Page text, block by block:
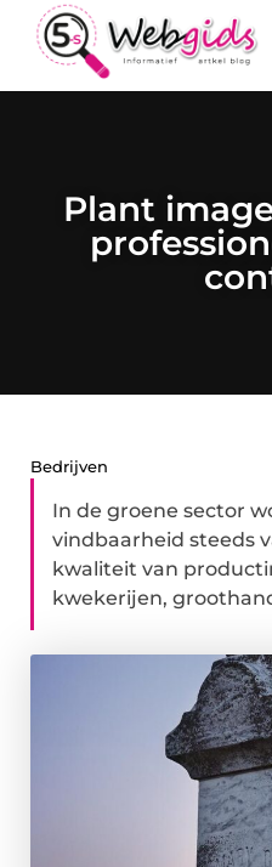
Plant
Bedrijven
In de groene sector
vindbaarheid steeds
kwaliteit van
kwekerijen,